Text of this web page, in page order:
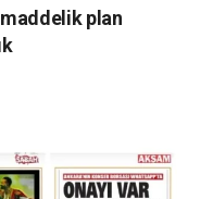
maddelik plan